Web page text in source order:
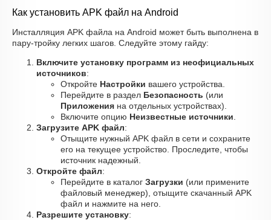
Как установить APK файл на Android
Инсталляция APK файла на Android может быть выполнена в
пару-тройку легких шагов. Следуйте этому гайду:
Включите установку программ из неофициальных
источников:
Откройте Настройки вашего устройства.
Перейдите в раздел Безопасность (или
Приложения на отдельных устройствах).
Включите опцию Неизвестные источники
Загрузите APK файл:
Отыщите нужный APK файл в сети и сохраните
его на текущее устройство. Проследите, чтобы
источник надежный.
Откройте файл:
Перейдите в каталог Загрузки (или примените
файловый менеджер), отыщите скачанный APK
файл и нажмите на него.
Разрешите установку: